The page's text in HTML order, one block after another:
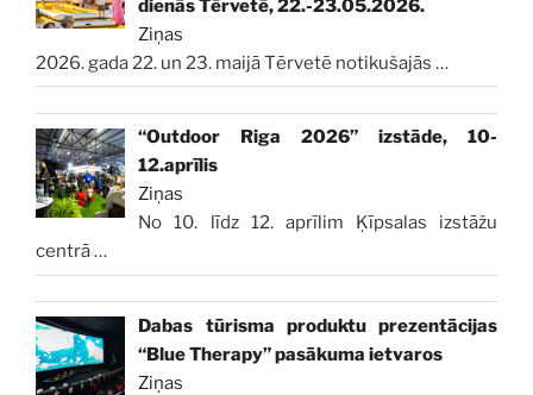
dienās Tērvetē, 22.-23.05.2026.
Ziņas
2026. gada 22. un 23. maijā Tērvetē notikušajās …
“Outdoor Riga 2026” izstāde, 10-
12.aprīlis
Ziņas
No 10. līdz 12. aprīlim Ķīpsalas izstāžu
centrā…
Dabas tūrisma produktu prezentācijas
“Blue Therapy” pasākuma ietvaros
Ziņas